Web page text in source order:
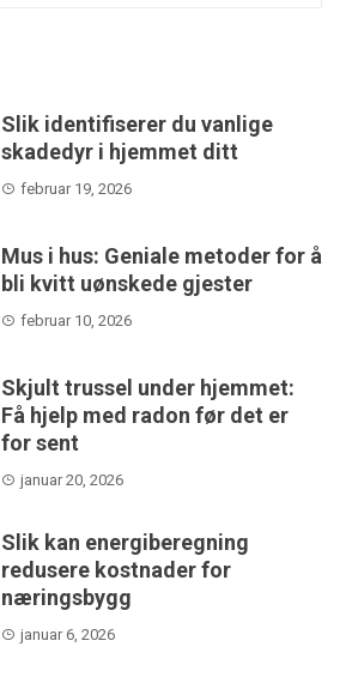
Slik identifiserer du vanlige
skadedyr i hjemmet ditt
februar 19, 2026
Mus i hus: Geniale metoder for å
bli kvitt uønskede gjester
februar 10, 2026
Skjult trussel under hjemmet:
Få hjelp med radon før det er
for sent
januar 20, 2026
Slik kan energiberegning
redusere kostnader for
næringsbygg
januar 6, 2026